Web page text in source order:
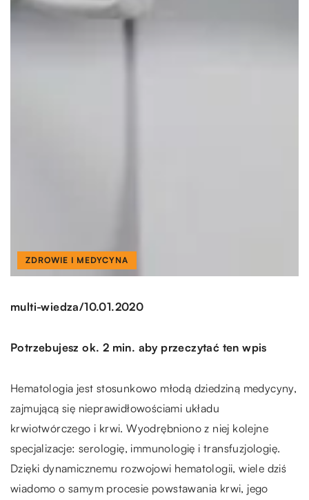
ZDROWIE I MEDYCYNA
multi-wiedza/10.01.2020
Potrzebujesz ok. 2 min. aby przeczytać ten wpis
Hematologia jest stosunkowo młodą dziedziną medycyny,
zajmującą się nieprawidłowościami układu
krwiotwórczego i krwi. Wyodrębniono z niej kolejne
specjalizacje: serologię, immunologię i transfuzjologię.
Dzięki dynamicznemu rozwojowi hematologii, wiele dziś
wiadomo o samym procesie powstawania krwi, jego